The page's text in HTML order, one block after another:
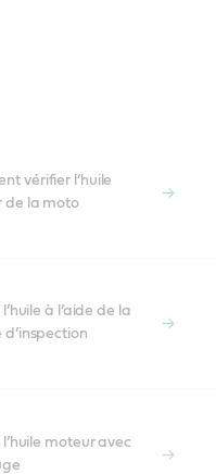
vérifier l’huile
de la moto
à l’aide de la
moteur avec